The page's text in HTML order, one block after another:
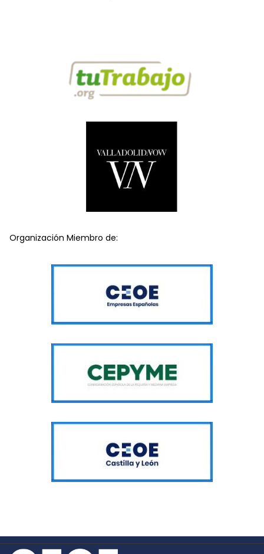
Organización Miembro de: